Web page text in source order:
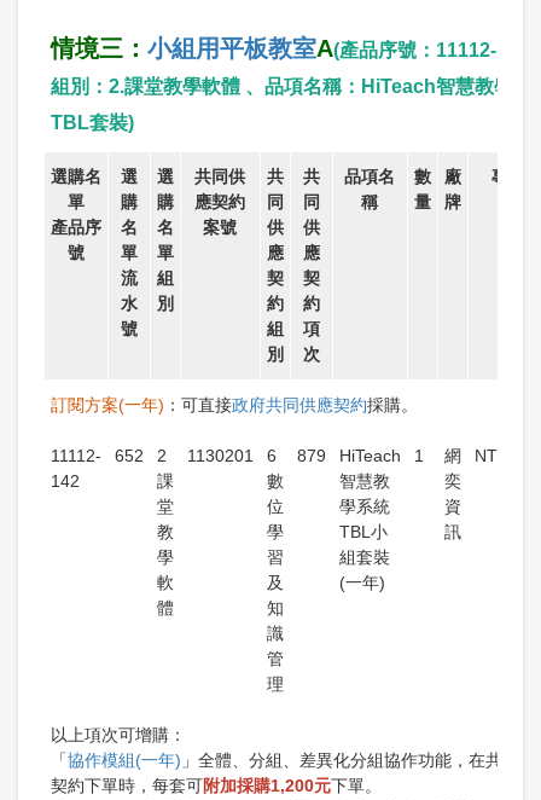
情境三： 小組用平板教室A(產品序號：11112-142
組別：2.課堂教學軟體 、品項名稱：HiTeach智慧教學系
TBL套裝)
選購名
單
產品序
號
選
購
名
單
流
水
號
選
購
名
單
組
別
共同供
應契約
案號
共
同
供
應
契
約
組
別
共
同
供
應
契
約
項
次
品項名
稱
數
量
廠
牌
專案
訂閱方案(一年) ：可直接政府共同供應契約採購。
11112-
142
652
2
課
堂
教
學
軟
體
1130201
6
數
位
學
習
及
知
識
管
理
879
HiTeach
智慧教
學系統
TBL小
組套裝
(一年)
1
網
奕
資
訊
以上項次可增購：
「協作模組(一年) 」全體、分組、差異化分組協作功能，在共同供
契約下單時，每套可附加採購1,200元下單。